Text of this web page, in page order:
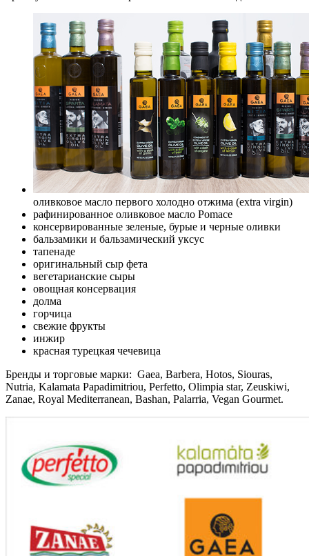
оливковое масло первого холодно отжима (extra virgin)
рафинированное оливковое масло Pomace
консервированные зеленые, бурые и черные оливки
бальзамики и бальзамический уксус
тапенаде
оригинальный сыр фета
вегетарианские сыры
овощная консервация
долма
горчица
свежие фрукты
инжир
красная турецкая чечевица
Бренды и торговые марки: Gaea, Barbera, Hotos, Siouras,
Nutria, Kalamata Papadimitriou, Perfetto, Olimpia star, Zeuskiwi,
Zanae, Royal Mediterranean, Bashan, Palarria, Vegan Gourmet.